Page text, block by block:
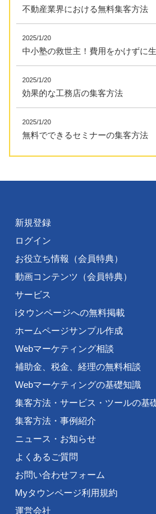
不動産業界における無料集客方法
2025/1/20
中小塾の救世主！費用をかけずに
2025/1/20
効果的な工務店の集客方法
2025/1/20
無料でできるセミナーの集客方法
新規登録
ログイン
お役立ち情報（会員特典）
動画コンテンツ（会員特典）
サービス
iタウンページへの無料掲載
ホームページサンプル作成
Webマーケティング相談
補助金、税金、経理の無料相談
Webマーケティングの基礎知識
集客方法・サービス・ツールの基
集客方法・事例紹介
ニュース・お知らせ
よくあるご質問
お問い合わせフォーム
Myタウンページ利用規約
運営会社